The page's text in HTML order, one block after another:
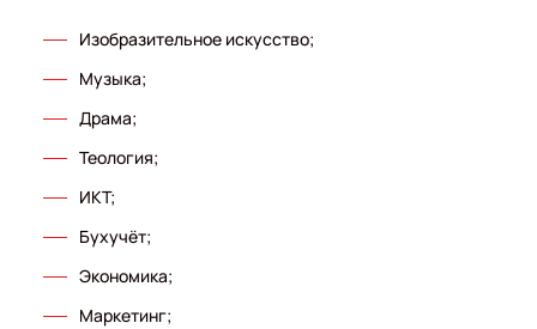
Изобразительное искусство;
Музыка;
Драма;
Теология;
ИКТ;
Бухучёт;
Экономика;
Маркетинг;